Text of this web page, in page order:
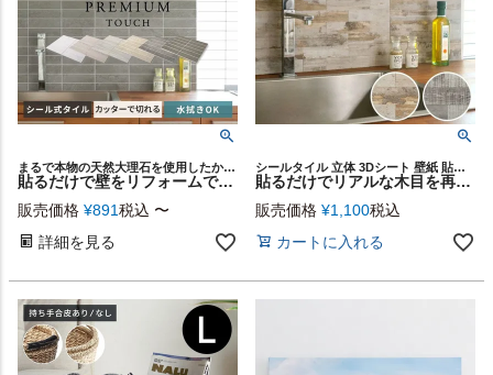
まるで本物の天然大理石を使用したかのようなリアルな 質感が魅力のストーン調タイルシール
貼るだけで壁をリフォームできる、本物の大理石のようなリアルな質感のタイルシール プレミアムタッチ（PREMIUM TOUCH ウォールデコレーションシリーズ）(67205)
販売価格 ¥891税込 〜
詳細を見る
シールタイル 立体 3Dシート 壁紙 貼る 簡単 リノベーション
貼るだけでリアルな木目を再現する撥水性のウッド調タイルシール 約60×15cm 1枚入り [67029]
販売価格 ¥1,100税込
カートに入れる